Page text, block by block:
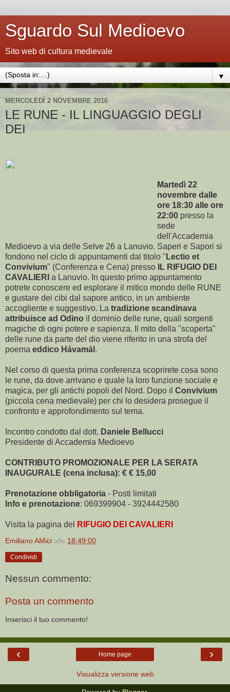
Sguardo Sul Medioevo
Sito web di cultura medievale
▼
MERCOLEDÌ 2 NOVEMBRE 2016
LE RUNE - IL LINGUAGGIO DEGLI
DEI
Martedì 22
novembre dalle
ore 18:30 alle ore
22:00presso la
sede
dell'Accademia
Medioevo a via delle Selve 26 a Lanuvio. Saperi e Sapori si
fondono nel ciclo di appuntamenti dal titolo " Lectio et
Convivium" (Conferenza e Cena) presso
IL RIFUGIO DEI
CAVALIERI a Lanuvio. In questo primo appuntamento
potrete conoscere ed esplorare il mitico mondo delle RUNE
e gustare dei cibi dal sapore antico, in un ambiente
accogliente e suggestivo. La tradizione scandinava
attribuisce ad Odino il dominio delle rune, quali sorgenti
magiche di ogni potere e sapienza. Il mito della "scoperta"
delle rune da parte del dio viene riferito in una strofa del
poema eddico Hávamál .
Nel corso di questa prima conferenza scoprirete cosa sono
le rune, da dove arrivano e quale la loro funzione sociale e
magica, per gli antichi popoli del Nord. Dopo il Convivium
(piccola cena medievale) per chi lo desidera prosegue il
confronto e approfondimento sul tema.
Incontro condotto dal dott. Daniele Bellucci
Presidente di Accademia Medioevo
CONTRIBUTO PROMOZIONALE PER LA SERATA
INAUGURALE (cena inclusa): € € 15,00
Prenotazione obbligatoria - Posti limitati
Info e prenotazione: 069399904 - 3924442580
Visita la pagina del RIFUGIO DEI CAVALIERI
Emiliano AMici alle 18:49:00
Condividi
Nessun commento:
Posta un commento
Inserisci il tuo commento!
‹ ›
Home page
Visualizza versione web